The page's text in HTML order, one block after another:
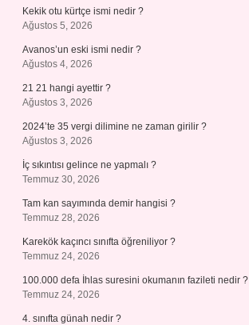
Kekik otu kürtçe ismi nedir ?
Ağustos 5, 2026
Avanos’un eski ismi nedir ?
Ağustos 4, 2026
21 21 hangi ayettir ?
Ağustos 3, 2026
2024’te 35 vergi dilimine ne zaman girilir ?
Ağustos 3, 2026
İç sıkıntısı gelince ne yapmalı ?
Temmuz 30, 2026
Tam kan sayımında demir hangisi ?
Temmuz 28, 2026
Karekök kaçıncı sınıfta öğreniliyor ?
Temmuz 24, 2026
100.000 defa İhlas suresini okumanın fazileti nedir ?
Temmuz 24, 2026
4. sınıfta günah nedir ?